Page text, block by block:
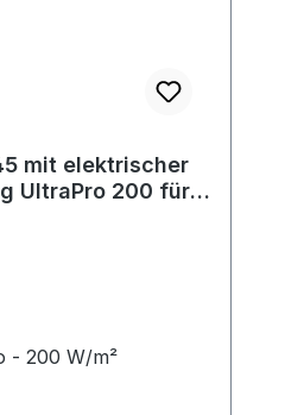
mit elektrischer
UltraPro 200 für
- 200 W/m²